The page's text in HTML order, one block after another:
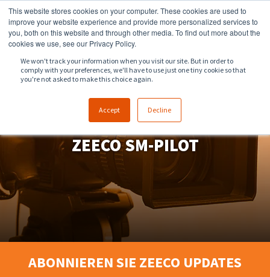
This website stores cookies on your computer. These cookies are used to
improve your website experience and provide more personalized services to
you, both on this website and through other media. To find out more about the
cookies we use, see our Privacy Policy.
We won't track your information when you visit our site. But in order to
comply with your preferences, we'll have to use just one tiny cookie so that
you're not asked to make this choice again.
Accept Decline
918.258.8551 sales@zeeco.com
ZEECO SM-PILOT
ABONNIEREN SIE ZEECO UPDATES